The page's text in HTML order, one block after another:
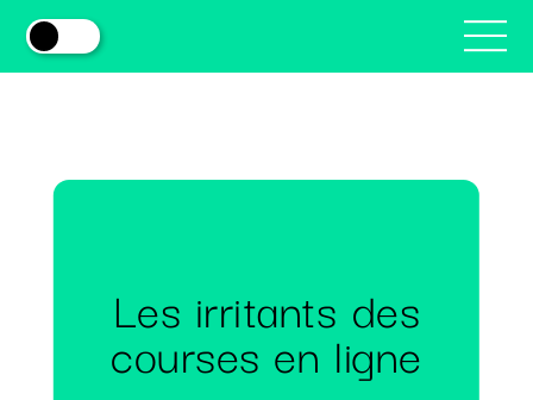
Les irritants des
courses en ligne